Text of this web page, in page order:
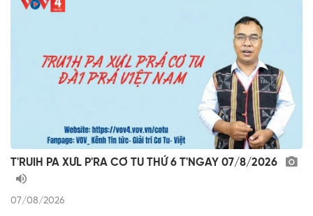
T'RUIH PA XƯL P'RA CƠ TU THỨ 6 T'NGAY 07/8/2026
07/08/2026